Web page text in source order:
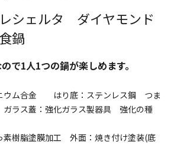
シェルタ ダイヤモンド
鍋
で1人1つの鍋が楽しめます。
ウム合金 はり底：ステンレス鋼 つま
ラス蓋：強化ガラス製器具 強化の種
素樹脂塗膜加工 外面：焼き付け塗装(底